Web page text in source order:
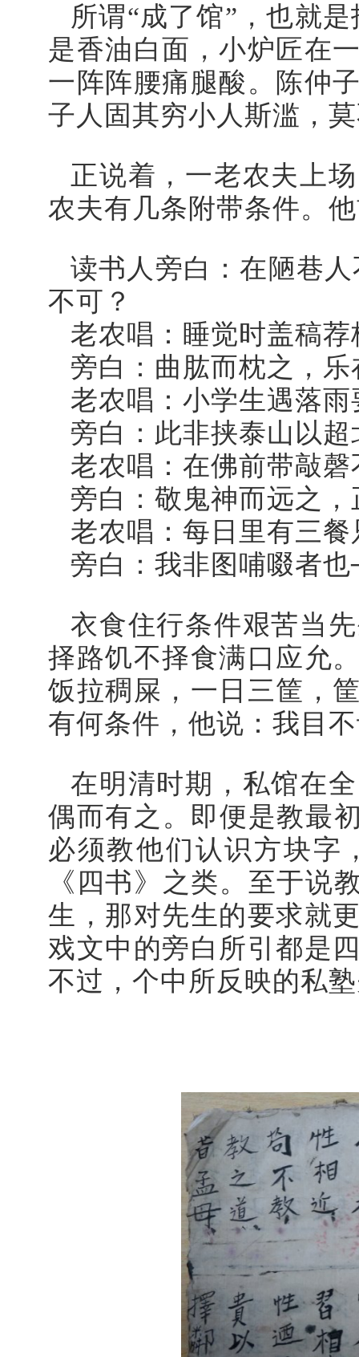
所谓“成了馆”，也就
是香油白面，小炉匠在
一阵阵腰痛腿酸。陈仲
子人固其穷小人斯滥，
正说着，一老农夫上
农夫有几条附带条件。
读书人旁白：在陋巷
不可？
老农唱：睡觉时盖稿
旁白：曲肱而枕之，
老农唱：小学生遇落
旁白：此非挟泰山以
老农唱：在佛前带敲
旁白：敬鬼神而远之
老农唱：每日里有三
旁白：我非图哺啜者
衣食住行条件艰苦当
择路饥不择食满口应允
饭拉稠屎，一日三筐，
有何条件，他说：我目
在明清时期，私馆在
偶而有之。即便是教最
必须教他们认识方块字
《四书》之类。至于说
生，那对先生的要求就
戏文中的旁白所引都是
不过，个中所反映的私